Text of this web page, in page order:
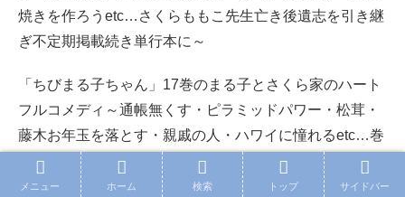
焼きを作ろうetc…さくらももこ先生亡き後遺志を引き継
ぎ不定期掲載続き単行本に～
「ちびまる子ちゃん」17巻のまる子とさくら家のハート
フルコメディ～通帳無くす・ピラミッドパワー・松茸・
藤木お年玉を落とす・親戚の人・ハワイに憧れるetc…巻
末の作者プロフィールでその旺盛な活動が判明～
メニュー ホーム 検索 トップ サイドバー